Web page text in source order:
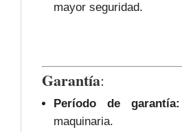
mayor seguridad.
Garantía:
Período de garantía:
maquinaria.